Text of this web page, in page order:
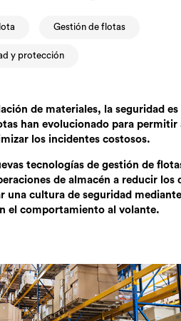
Gestión de flotas
y protección
de materiales, la seguridad
han evolucionado para permitir
los incidentes costosos.
tecnologías de gestión de
de almacén a reducir los
cultura de seguridad
el comportamiento al volante.